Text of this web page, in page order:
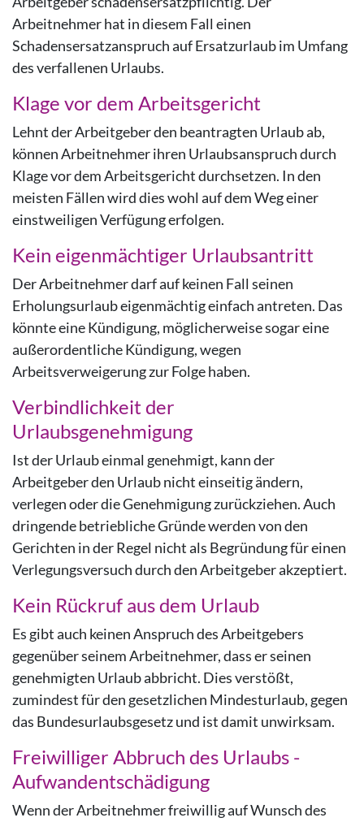
Arbeitnehmer hat in diesem Fall einen
Schadensersatzanspruch auf Ersatzurlaub im Umfang
des verfallenen Urlaubs.
Klage vor dem Arbeitsgericht
Lehnt der Arbeitgeber den beantragten Urlaub ab,
können Arbeitnehmer ihren Urlaubsanspruch durch
Klage vor dem Arbeitsgericht durchsetzen. In den
meisten Fällen wird dies wohl auf dem Weg einer
einstweiligen Verfügung erfolgen.
Kein eigenmächtiger Urlaubsantritt
Der Arbeitnehmer darf auf keinen Fall seinen
Erholungsurlaub eigenmächtig einfach antreten. Das
könnte eine Kündigung, möglicherweise sogar eine
außerordentliche Kündigung, wegen
Arbeitsverweigerung zur Folge haben.
Verbindlichkeit der
Urlaubsgenehmigung
Ist der Urlaub einmal genehmigt, kann der
Arbeitgeber den Urlaub nicht einseitig ändern,
verlegen oder die Genehmigung zurückziehen. Auch
dringende betriebliche Gründe werden von den
Gerichten in der Regel nicht als Begründung für einen
Verlegungsversuch durch den Arbeitgeber akzeptiert.
Kein Rückruf aus dem Urlaub
Es gibt auch keinen Anspruch des Arbeitgebers
gegenüber seinem Arbeitnehmer, dass er seinen
genehmigten Urlaub abbricht. Dies verstößt,
zumindest für den gesetzlichen Mindesturlaub, gegen
das Bundesurlaubsgesetz und ist damit unwirksam.
Freiwilliger Abbruch des Urlaubs -
Aufwandentschädigung
Wenn der Arbeitnehmer freiwillig auf Wunsch des